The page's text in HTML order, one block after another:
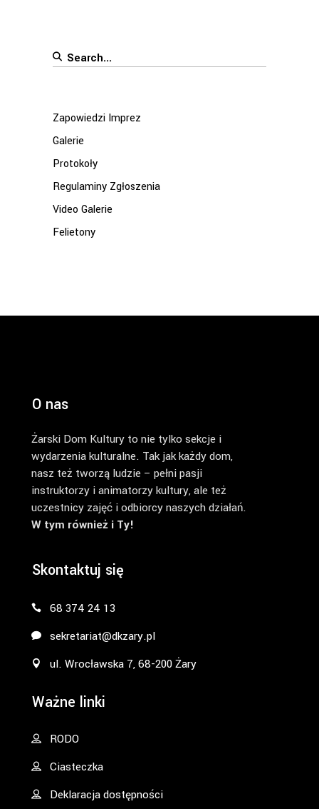
Search
Zapowiedzi Imprez
Galerie
Protokoły
Regulaminy Zgłoszenia
Video Galerie
Felietony
O nas
Żarski Dom Kultury to nie tylko sekcje i
wydarzenia kulturalne. Tak jak każdy dom,
nasz też tworzą ludzie – pełni pasji
instruktorzy i animatorzy kultury, ale też
uczestnicy zajęć i odbiorcy naszych działań.
W tym również i Ty!
Skontaktuj się
68 374 24 13
sekretariat@dkzary.pl
ul. Wrocławska 7, 68-200 Żary
Ważne linki
RODO
Ciasteczka
Deklaracja dostępności